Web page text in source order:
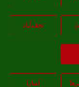
نجف‌آباد
آسارا